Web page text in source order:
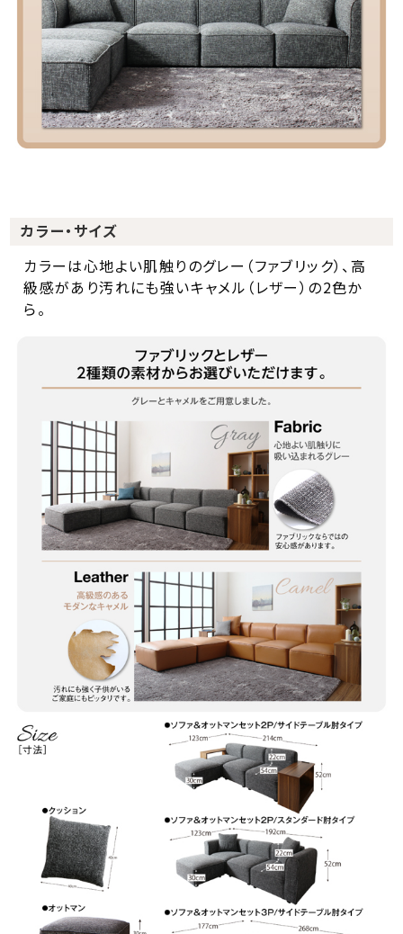
カラー・サイズ
カラーは心地よい肌触りのグレー（ファブリック）、高
級感があり汚れにも強いキャメル（レザー）の2色か
ら。